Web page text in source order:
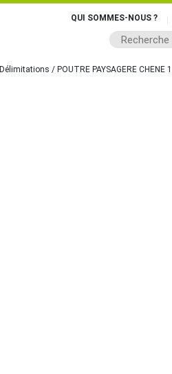
QUI SOMMES-NOUS ?
Délimitations / POUTRE PAYSAGERE CHENE